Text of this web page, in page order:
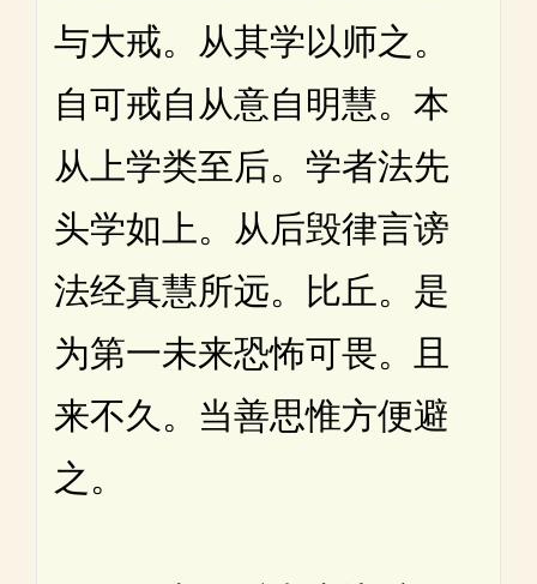
与大戒。从其学以师之。
自可戒自从意自明慧。本
从上学类至后。学者法先
头学如上。从后毁律言谤
法经真慧所远。比丘。是
为第一未来恐怖可畏。且
来不久。当善思惟方便避
之。